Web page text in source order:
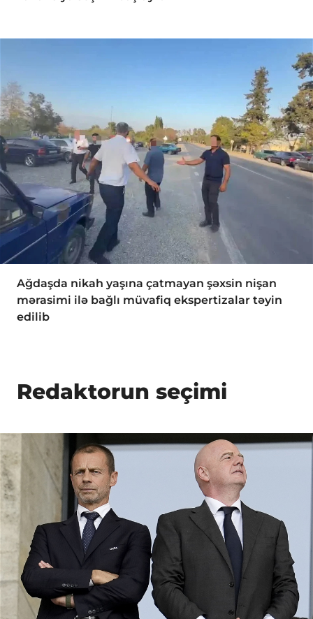
Ağdaşda nikah yaşına çatmayan şəxsin nişan
mərasimi ilə bağlı müvafiq ekspertizalar təyin
edilib
Redaktorun seçimi